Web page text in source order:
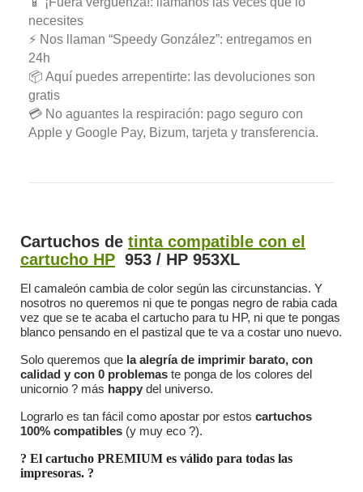
necesites
⚡ Nos llaman “Speedy González”: entregamos en
24h
📦 Aquí puedes arrepentirte: las devoluciones son
gratis
💳 No aguantes la respiración: pago seguro con
Apple y Google Pay, Bizum, tarjeta y transferencia.
Cartuchos de tinta compatible con el
cartucho HP 953 / HP 953XL
El camaleón cambia de color según las circunstancias. Y
nosotros no queremos ni que te pongas negro de rabia cada
vez que se te acaba el cartucho para tu HP, ni que te pongas
blanco pensando en el pastizal que te va a costar uno nuevo.
Solo queremos que la alegría de imprimir barato, con
calidad y con 0 problemas te ponga de los colores del
unicornio ? más happy del universo.
Lograrlo es tan fácil como apostar por estos cartuchos
100% compatibles (y muy eco ?).
? El cartucho PREMIUM es válido para todas las
impresoras. ?